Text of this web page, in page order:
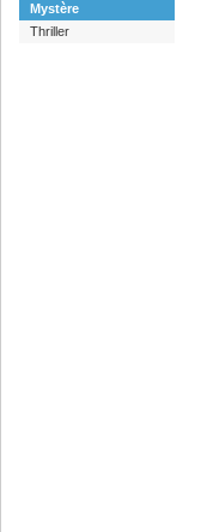
Mystère
Thriller